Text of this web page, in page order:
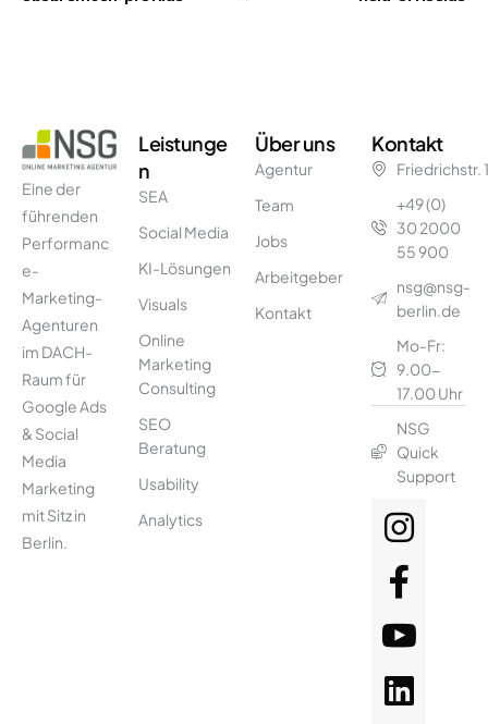
Eine der
führenden
Performanc
e-
Marketing-
Agenturen
im DACH-
Raum für
Google Ads
& Social
Media
Marketing
mit Sitz in
Berlin.
Leistunge
n
SEA
Social Media
KI-Lösungen
Visuals
Online
Marketing
Consulting
SEO
Beratung
Usability
Analytics
Über uns
Agentur
Team
Jobs
Arbeitgeber
Kontakt
Kontakt
Friedrichstr.
+49 (0)
30 2000
55 900
nsg@nsg-
berlin.de
Mo-Fr:
9.00-
17.00 Uhr
NSG
Quick
Support